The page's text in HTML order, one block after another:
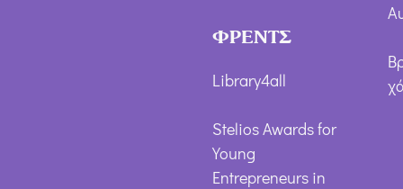
ΦΡΕΝΤΣ
Library4all
Stelios Awards for
Young
Entrepreneurs in